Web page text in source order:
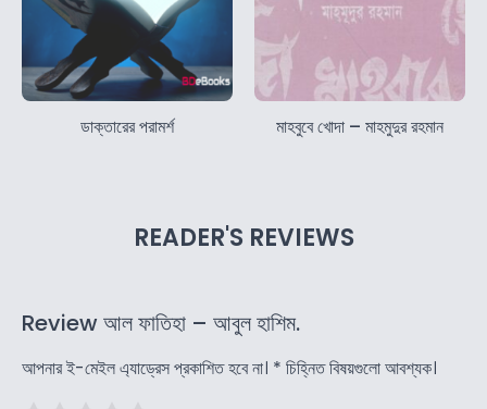
ডাক্তারের পরামর্শ মাহবুবে খোদা – মাহমুদুর রহমান
READER'S REVIEWS
Review আল ফাতিহা – আবুল হাশিম.
আপনার ই-মেইল এ্যাড্রেস প্রকাশিত হবে না। * চিহ্নিত বিষয়গুলো আবশ্যক।